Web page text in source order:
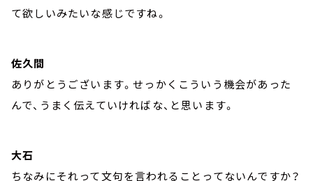
て欲しいみたいな感じですね。
佐久間
ありがとうございます。せっかくこういう機会があった
んで、うまく伝えていければな、と思います。
大石
ちなみにそれって文句を言われることってないんですか？